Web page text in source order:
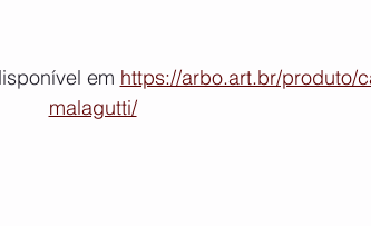
em https://arbo.art.br/produto/
malagutti/